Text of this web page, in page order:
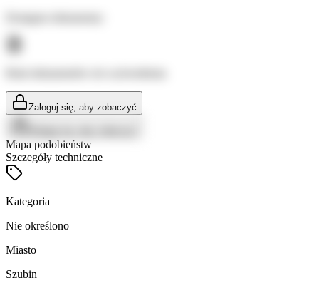
Zaloguj się, aby zobaczyć
Mapa podobieństw
Szczegóły techniczne
Kategoria
Nie określono
Miasto
Szubin